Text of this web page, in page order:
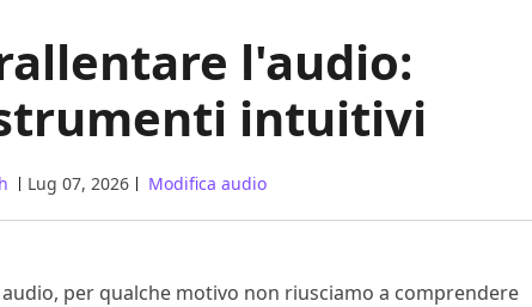
l'audio:
intuitivi
Lug 07, 2026 Modifica audio
per qualche motivo non riusciamo a comprendere